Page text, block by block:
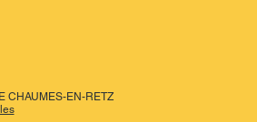
CHAUMES-EN-RETZ